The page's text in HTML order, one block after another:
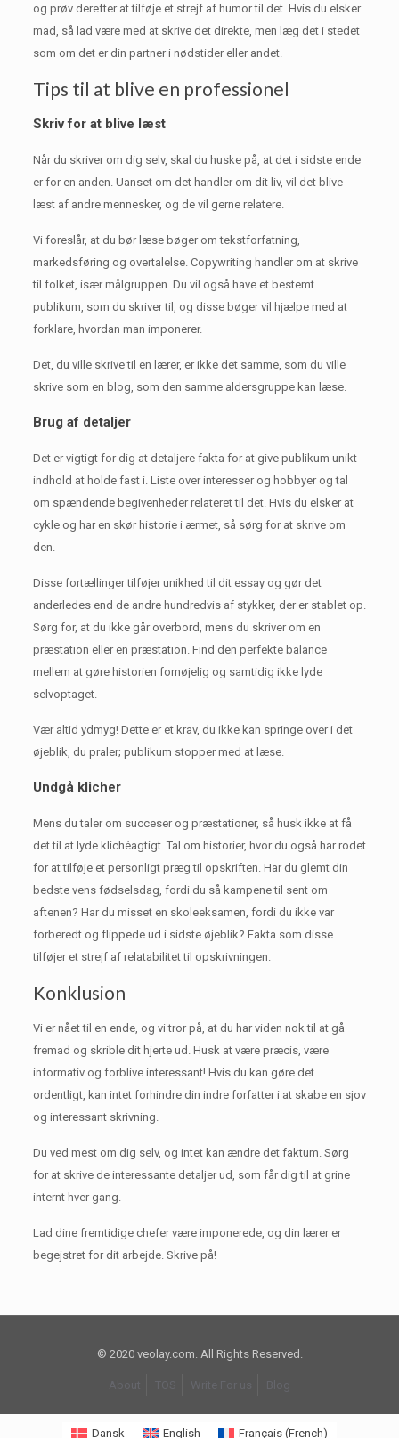
og prøv derefter at tilføje et strejf af humor til det. Hvis du elsker
mad, så lad være med at skrive det direkte, men læg det i stedet
som om det er din partner i nødstider eller andet.
Tips til at blive en professionel
Skriv for at blive læst
Når du skriver om dig selv, skal du huske på, at det i sidste ende
er for en anden. Uanset om det handler om dit liv, vil det blive
læst af andre mennesker, og de vil gerne relatere.
Vi foreslår, at du bør læse bøger om tekstforfatning,
markedsføring og overtalelse. Copywriting handler om at skrive
til folket, især målgruppen. Du vil også have et bestemt
publikum, som du skriver til, og disse bøger vil hjælpe med at
forklare, hvordan man imponerer.
Det, du ville skrive til en lærer, er ikke det samme, som du ville
skrive som en blog, som den samme aldersgruppe kan læse.
Brug af detaljer
Det er vigtigt for dig at detaljere fakta for at give publikum unikt
indhold at holde fast i. Liste over interesser og hobbyer og tal
om spændende begivenheder relateret til det. Hvis du elsker at
cykle og har en skør historie i ærmet, så sørg for at skrive om
den.
Disse fortællinger tilføjer unikhed til dit essay og gør det
anderledes end de andre hundredvis af stykker, der er stablet op.
Sørg for, at du ikke går overbord, mens du skriver om en
præstation eller en præstation. Find den perfekte balance
mellem at gøre historien fornøjelig og samtidig ikke lyde
selvoptaget.
Vær altid ydmyg! Dette er et krav, du ikke kan springe over i det
øjeblik, du praler; publikum stopper med at læse.
Undgå klicher
Mens du taler om succeser og præstationer, så husk ikke at få
det til at lyde klichéagtigt. Tal om historier, hvor du også har rodet
for at tilføje et personligt præg til opskriften. Har du glemt din
bedste vens fødselsdag, fordi du så kampene til sent om
aftenen? Har du misset en skoleeksamen, fordi du ikke var
forberedt og flippede ud i sidste øjeblik? Fakta som disse
tilføjer et strejf af relatabilitet til opskrivningen.
Konklusion
Vi er nået til en ende, og vi tror på, at du har viden nok til at gå
fremad og skrible dit hjerte ud. Husk at være præcis, være
informativ og forblive interessant! Hvis du kan gøre det
ordentligt, kan intet forhindre din indre forfatter i at skabe en sjov
og interessant skrivning.
Du ved mest om dig selv, og intet kan ændre det faktum. Sørg
for at skrive de interessante detaljer ud, som får dig til at grine
internt hver gang.
Lad dine fremtidige chefer være imponerede, og din lærer er
begejstret for dit arbejde. Skrive på!
© 2020 veolay.com. All Rights Reserved.
About TOS Write For us Blog
Dansk English Français (French)